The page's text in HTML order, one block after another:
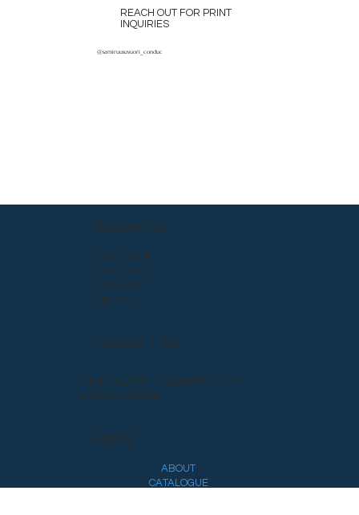
REACH OUT FOR PRINT
INQUIRIES
@samiruusuvuori_conduc
FOLLOW ME
FACEBOOK
LINKEDIN
YOUTUBE
SPOTIFY
CONTACT ME
SAMI.RUUSUVUORI@GMAIL.COM
+358 40 560 9308
MENU
ABOUT
CATALOGUE